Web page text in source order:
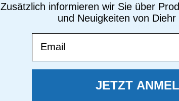
Zum
Zusätzlich informieren wir Sie über
und Neuigkeiten von
JETZT